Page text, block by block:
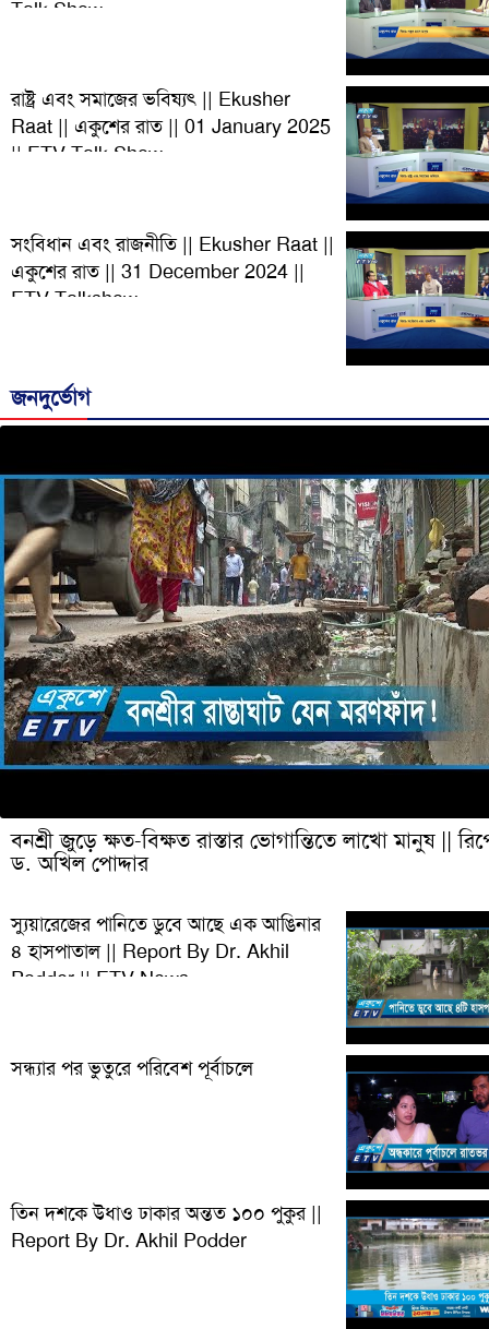
Talk Show
রাষ্ট্র এবং সমাজের ভবিষ্যৎ || Ekusher
Raat || একুশের রাত || 01 January 2025
|| ETV Talk Show
সংবিধান এবং রাজনীতি || Ekusher Raat ||
একুশের রাত || 31 December 2024 ||
ETV Talkshow
জনদুর্ভোগ
বনশ্রী জুড়ে ক্ষত-বিক্ষত রাস্তার ভোগান্তিতে লাখো মানুষ ||
ড. অখিল পোদ্দার
স্যুয়ারেজের পানিতে ডুবে আছে এক আঙিনার
৪ হাসপাতাল || Report By Dr. Akhil
Podder || ETV News
সন্ধ্যার পর ভুতুরে পরিবেশ পূর্বাচলে
তিন দশকে উধাও ঢাকার অন্তত ১০০ পুকুর ||
Report By Dr. Akhil Podder